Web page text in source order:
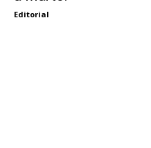
Editorial